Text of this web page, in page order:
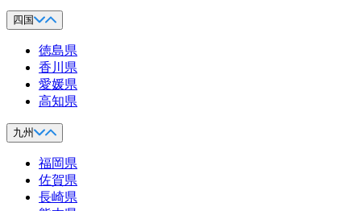
四国
徳島県
香川県
愛媛県
高知県
九州
福岡県
佐賀県
長崎県